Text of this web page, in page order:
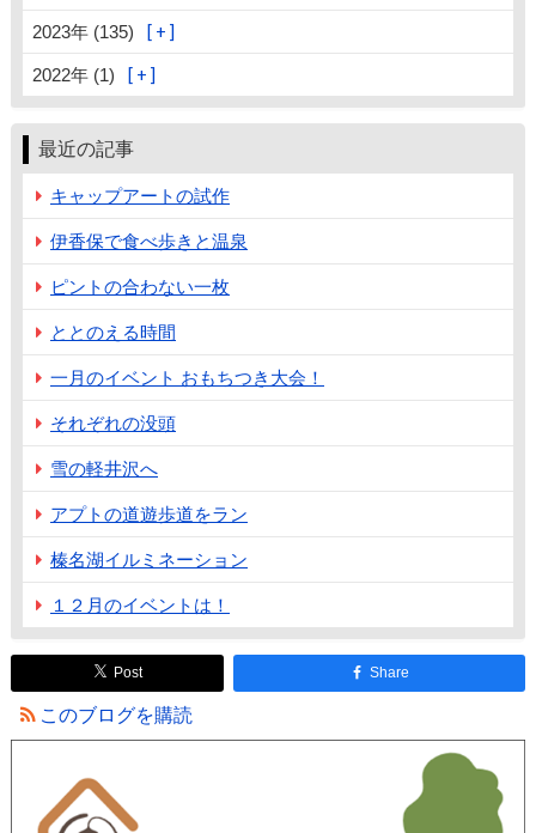
2023年 (135)
2022年 (1)
最近の記事
キャップアートの試作
伊香保で食べ歩きと温泉
ピントの合わない一枚
ととのえる時間
一月のイベント おもちつき大会！
それぞれの没頭
雪の軽井沢へ
アプトの道遊歩道をラン
榛名湖イルミネーション
１２月のイベントは！
Post Share
このブログを購読